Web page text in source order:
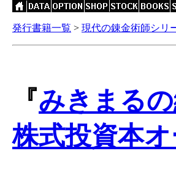
発行書籍一覧 > 現代の錬金術師シリ
『みきまる
株式投資本